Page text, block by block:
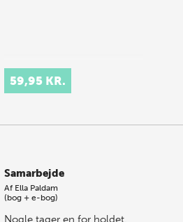
59,95 KR.
Samarbejde
Af Ella Paldam
(bog + e-bog)